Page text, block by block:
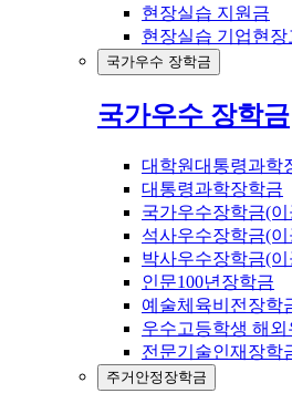
현장실습 지원금
현장실습 기업현장
국가우수 장학금
국가우수 장학금
대학원대통령과학
대통령과학장학금
국가우수장학금(
석사우수장학금(
박사우수장학금(
인문100년장학금
예술체육비전장학
우수고등학생 해
전문기술인재장학
주거안정장학금